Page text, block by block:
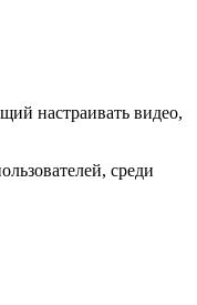
настраивать видео,
среди